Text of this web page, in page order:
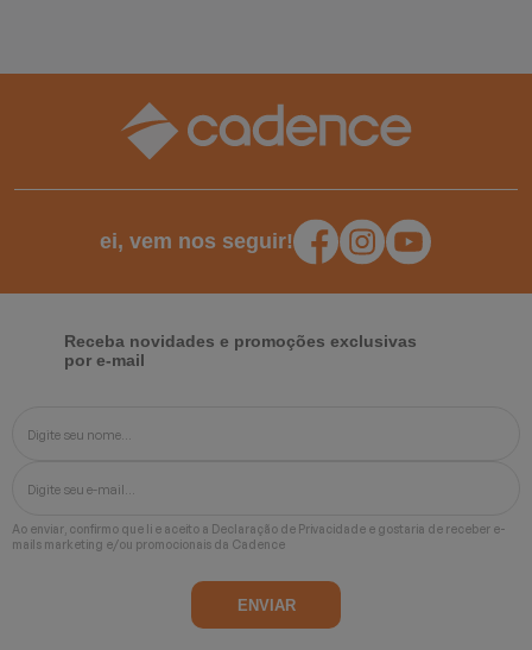
ei, vem nos seguir!
Receba novidades e promoções exclusivas
por e-mail
Ao enviar, confirmo que li e aceito a Declaração de Privacidade e gostaria de receber e-
mails marketing e/ou promocionais da Cadence